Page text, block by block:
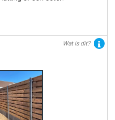
Wat is dit?